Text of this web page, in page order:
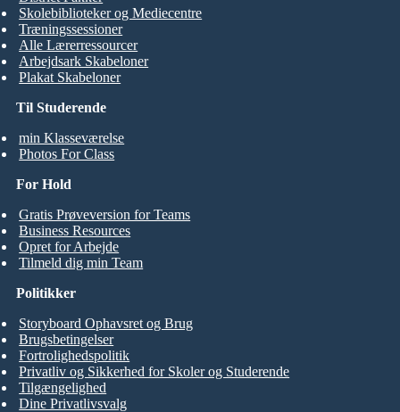
Til Studerende
min Klasseværelse
Photos For Class
Skolebiblioteker og Mediecentre
Træningssessioner
Alle Lærerressourcer
Arbejdsark Skabeloner
Plakat Skabeloner
For Hold
Gratis Prøveversion for Teams
Business Resources
Opret for Arbejde
Tilmeld dig min Team
Politikker
Storyboard Ophavsret og Brug
Brugsbetingelser
Fortrolighedspolitik
Privatliv og Sikkerhed for Skoler og Studerende
Tilgængelighed
Dine Privatlivsvalg